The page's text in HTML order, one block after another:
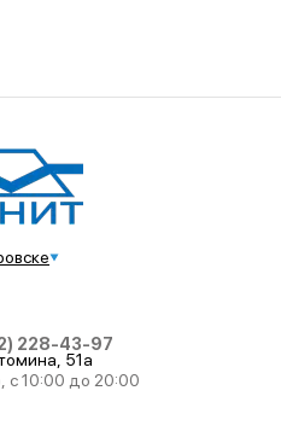
228-43-97
51а
с 10:00 до 20:00